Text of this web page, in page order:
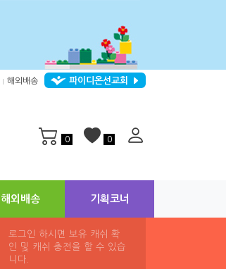
해외배송 파이디온선교회
0 0
해외배송 기획코너
로그인 하시면 보유 캐쉬 확
인 및 캐쉬 충전을 할 수 있습
니다.